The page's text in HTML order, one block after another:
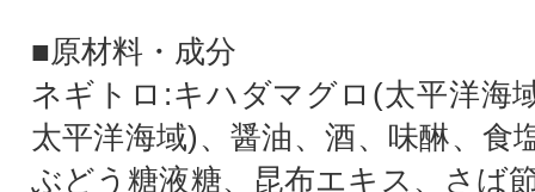
■原材料・成分
ネギトロ:キハダマグロ(太平洋海
太平洋海域)、醤油、酒、味醂、食
ぶどう糖液糖、昆布エキス、さば